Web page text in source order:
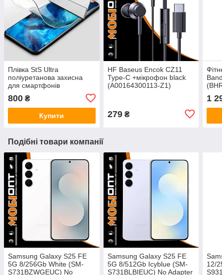
Плівка StS Ultra
поліуретанова захисна
для смартфонів
800 ₴
Купити
HF Baseus Encok CZ11
Type-C +мікрофон black
(A00164300113-Z1)
279₴
1
Подібні товари компанії
Samsung Galaxy S25 FE
5G 8/256Gb White (SM-
S731BZWGEUC) No
Samsung Galaxy S25 FE
5G 8/512Gb Icyblue (SM-
S731BLBIEUC) No Adapter
12/